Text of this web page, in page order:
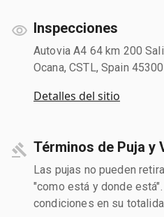
Inspecciones
Autovia A4 64 km 200
Ocana, CSTL, Spain 45300
Detalles del sitio
Términos de Puja y
Las pujas no pueden
"como está y donde
condiciones en su